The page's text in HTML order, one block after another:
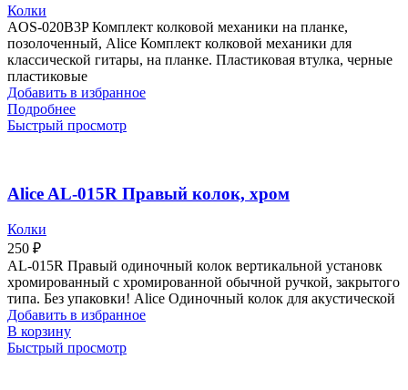
Колки
AOS-020B3P Комплект колковой механики на планке,
позолоченный, Alice Комплект колковой механики для
классической гитары, на планке. Пластиковая втулка, черные
пластиковые
Добавить в избранное
Подробнее
Быстрый просмотр
Alice AL-015R Правый колок, хром
Колки
250 ₽
AL-015R Правый одиночный колок вертикальной установк
хромированный с хромированной обычной ручкой, закрытого
типа. Без упаковки! Alice Одиночный колок для акустической
Добавить в избранное
В корзину
Быстрый просмотр